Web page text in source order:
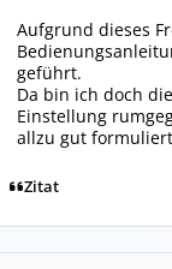
Aufgrund dieses
geführt.
Da bin ich doch
Einstellung
allzu gut
Zitat